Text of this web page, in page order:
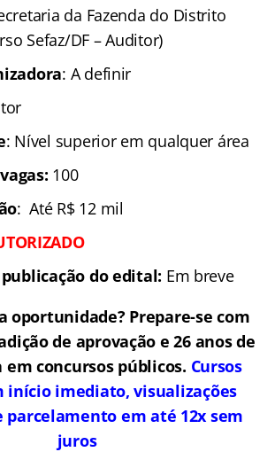
da Fazenda do Distrito
Sefaz/DF – Auditor)
: A definir
: Nível superior em qualquer área
100
: Até R$ 12 mil
do edital: Em breve
oportunidade? Prepare-se com
de aprovação e 26 anos de
concursos públicos. Cursos
início imediato, visualizações
em até 12x sem
juros